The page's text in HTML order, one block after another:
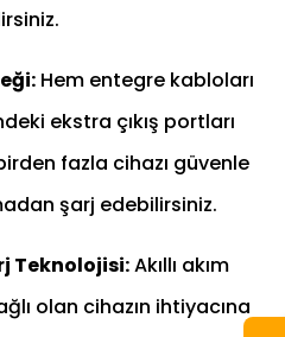
Hem entegre kabloları
ekstra çıkış portları
fazla cihazı güvenle
şarj edebilirsiniz.
Teknolojisi:Akıllı akım
olan cihazın ihtiyacına